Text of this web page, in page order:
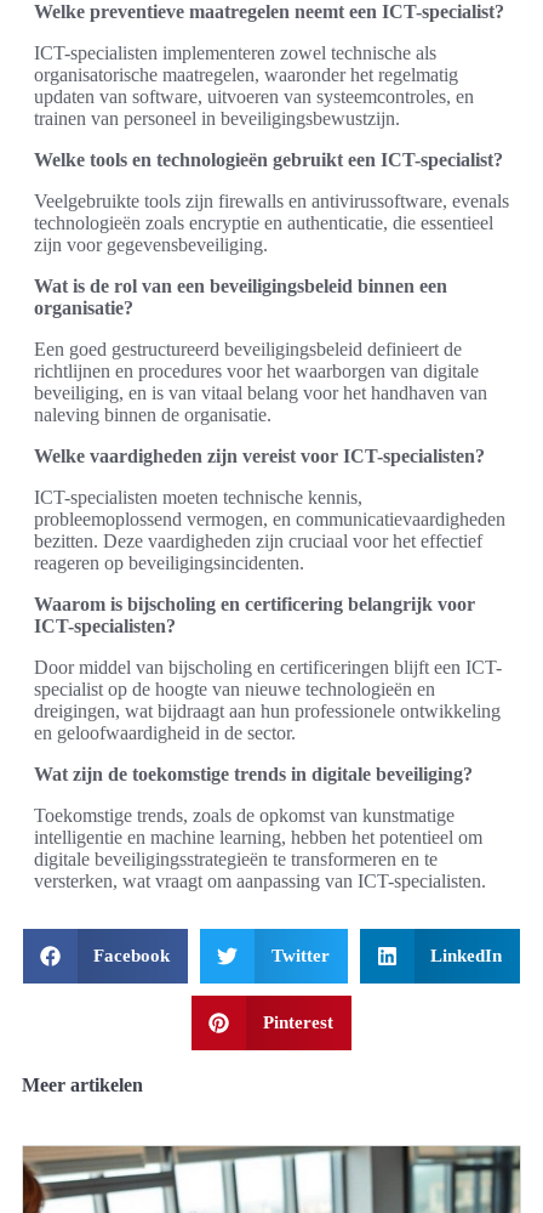
Welke preventieve maatregelen neemt een ICT-specialist?
ICT-specialisten implementeren zowel technische als
organisatorische maatregelen, waaronder het regelmatig
updaten van software, uitvoeren van systeemcontroles, en
trainen van personeel in beveiligingsbewustzijn.
Welke tools en technologieën gebruikt een ICT-specialist?
Veelgebruikte tools zijn firewalls en antivirussoftware, evenals
technologieën zoals encryptie en authenticatie, die essentieel
zijn voor gegevensbeveiliging.
Wat is de rol van een beveiligingsbeleid binnen een
organisatie?
Een goed gestructureerd beveiligingsbeleid definieert de
richtlijnen en procedures voor het waarborgen van digitale
beveiliging, en is van vitaal belang voor het handhaven van
naleving binnen de organisatie.
Welke vaardigheden zijn vereist voor ICT-specialisten?
ICT-specialisten moeten technische kennis,
probleemoplossend vermogen, en communicatievaardigheden
bezitten. Deze vaardigheden zijn cruciaal voor het effectief
reageren op beveiligingsincidenten.
Waarom is bijscholing en certificering belangrijk voor
ICT-specialisten?
Door middel van bijscholing en certificeringen blijft een ICT-
specialist op de hoogte van nieuwe technologieën en
dreigingen, wat bijdraagt aan hun professionele ontwikkeling
en geloofwaardigheid in de sector.
Wat zijn de toekomstige trends in digitale beveiliging?
Toekomstige trends, zoals de opkomst van kunstmatige
intelligentie en machine learning, hebben het potentieel om
digitale beveiligingsstrategieën te transformeren en te
versterken, wat vraagt om aanpassing van ICT-specialisten.
Facebook Twitter LinkedIn
Pinterest
Meer artikelen